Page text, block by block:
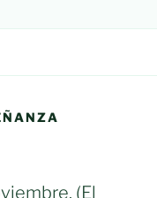
(El